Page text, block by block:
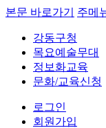
본문 바로가기 주메
강동구청
목요예술무대
정보화교육
문화/교육신청
로그인
회원가입